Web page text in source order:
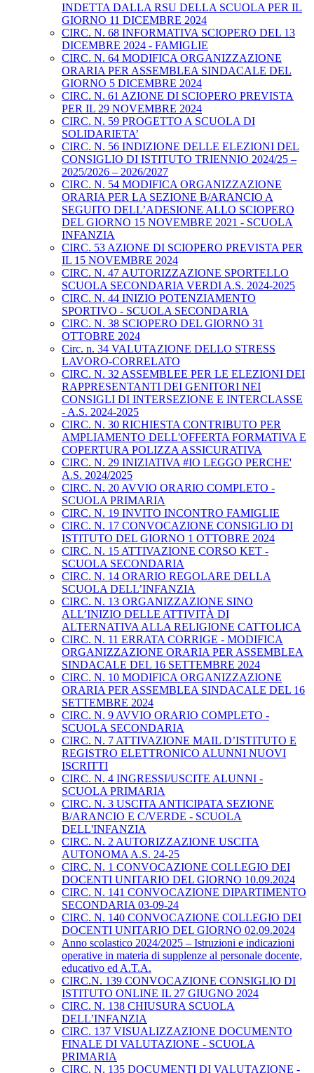
INDETTA DALLA RSU DELLA SCUOLA PER IL
GIORNO 11 DICEMBRE 2024
CIRC. N. 68 INFORMATIVA SCIOPERO DEL 13
DICEMBRE 2024 - FAMIGLIE
CIRC. N. 64 MODIFICA ORGANIZZAZIONE
ORARIA PER ASSEMBLEA SINDACALE DEL
GIORNO 5 DICEMBRE 2024
CIRC. N. 61 AZIONE DI SCIOPERO PREVISTA
PER IL 29 NOVEMBRE 2024
CIRC. N. 59 PROGETTO A SCUOLA DI
SOLIDARIETA’
CIRC. N. 56 INDIZIONE DELLE ELEZIONI DEL
CONSIGLIO DI ISTITUTO TRIENNIO 2024/25 –
2025/2026 – 2026/2027
CIRC. N. 54 MODIFICA ORGANIZZAZIONE
ORARIA PER LA SEZIONE B/ARANCIO A
SEGUITO DELL’ADESIONE ALLO SCIOPERO
DEL GIORNO 15 NOVEMBRE 2021 - SCUOLA
INFANZIA
CIRC. 53 AZIONE DI SCIOPERO PREVISTA PER
IL 15 NOVEMBRE 2024
CIRC. N. 47 AUTORIZZAZIONE SPORTELLO
SCUOLA SECONDARIA VERDI A.S. 2024-2025
CIRC. N. 44 INIZIO POTENZIAMENTO
SPORTIVO - SCUOLA SECONDARIA
CIRC. N. 38 SCIOPERO DEL GIORNO 31
OTTOBRE 2024
Circ. n. 34 VALUTAZIONE DELLO STRESS
LAVORO-CORRELATO
CIRC. N. 32 ASSEMBLEE PER LE ELEZIONI DEI
RAPPRESENTANTI DEI GENITORI NEI
CONSIGLI DI INTERSEZIONE E INTERCLASSE
- A.S. 2024-2025
CIRC. N. 30 RICHIESTA CONTRIBUTO PER
AMPLIAMENTO DELL'OFFERTA FORMATIVA E
COPERTURA POLIZZA ASSICURATIVA
CIRC. N. 29 INIZIATIVA #IO LEGGO PERCHE'
A.S. 2024/2025
CIRC. N. 20 AVVIO ORARIO COMPLETO -
SCUOLA PRIMARIA
CIRC. N. 19 INVITO INCONTRO FAMIGLIE
CIRC. N. 17 CONVOCAZIONE CONSIGLIO DI
ISTITUTO DEL GIORNO 1 OTTOBRE 2024
CIRC. N. 15 ATTIVAZIONE CORSO KET -
SCUOLA SECONDARIA
CIRC. N. 14 ORARIO REGOLARE DELLA
SCUOLA DELL’INFANZIA
CIRC. N. 13 ORGANIZZAZIONE SINO
ALL’INIZIO DELLE ATTIVITÀ DI
ALTERNATIVA ALLA RELIGIONE CATTOLICA
CIRC. N. 11 ERRATA CORRIGE - MODIFICA
ORGANIZZAZIONE ORARIA PER ASSEMBLEA
SINDACALE DEL 16 SETTEMBRE 2024
CIRC. N. 10 MODIFICA ORGANIZZAZIONE
ORARIA PER ASSEMBLEA SINDACALE DEL 16
SETTEMBRE 2024
CIRC. N. 9 AVVIO ORARIO COMPLETO -
SCUOLA SECONDARIA
CIRC. N. 7 ATTIVAZIONE MAIL D’ISTITUTO E
REGISTRO ELETTRONICO ALUNNI NUOVI
ISCRITTI
CIRC. N. 4 INGRESSI/USCITE ALUNNI -
SCUOLA PRIMARIA
CIRC. N. 3 USCITA ANTICIPATA SEZIONE
B/ARANCIO E C/VERDE - SCUOLA
DELL'INFANZIA
CIRC. N. 2 AUTORIZZAZIONE USCITA
AUTONOMA A.S. 24-25
CIRC. N. 1 CONVOCAZIONE COLLEGIO DEI
DOCENTI UNITARIO DEL GIORNO 10.09.2024
CIRC. N. 141 CONVOCAZIONE DIPARTIMENTO
SECONDARIA 03-09-24
CIRC. N. 140 CONVOCAZIONE COLLEGIO DEI
DOCENTI UNITARIO DEL GIORNO 02.09.2024
Anno scolastico 2024/2025 – Istruzioni e indicazioni
operative in materia di supplenze al personale docente,
educativo ed A.T.A.
CIRC.N. 139 CONVOCAZIONE CONSIGLIO DI
ISTITUTO ONLINE IL 27 GIUGNO 2024
CIRC. N. 138 CHIUSURA SCUOLA
DELL’INFANZIA
CIRC. 137 VISUALIZZAZIONE DOCUMENTO
FINALE DI VALUTAZIONE - SCUOLA
PRIMARIA
CIRC. N. 135 DOCUMENTI DI VALUTAZIONE -